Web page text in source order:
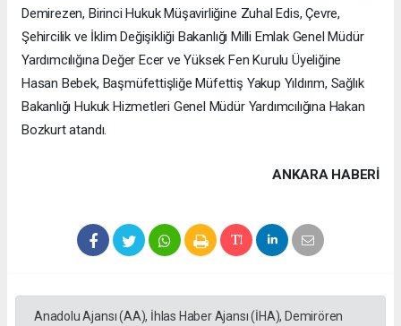
Demirezen, Birinci Hukuk Müşavirliğine Zuhal Edis, Çevre,
Şehircilik ve İklim Değişikliği Bakanlığı Milli Emlak Genel Müdür
Yardımcılığına Değer Ecer ve Yüksek Fen Kurulu Üyeliğine
Hasan Bebek, Başmüfettişliğe Müfettiş Yakup Yıldırım, Sağlık
Bakanlığı Hukuk Hizmetleri Genel Müdür Yardımcılığına Hakan
Bozkurt atandı.
ANKARA HABERİ
Anadolu Ajansı (AA), İhlas Haber Ajansı (İHA), Demirören